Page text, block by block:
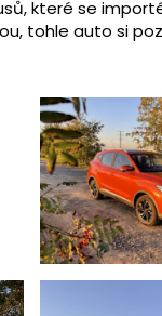
které se
tohle auto si